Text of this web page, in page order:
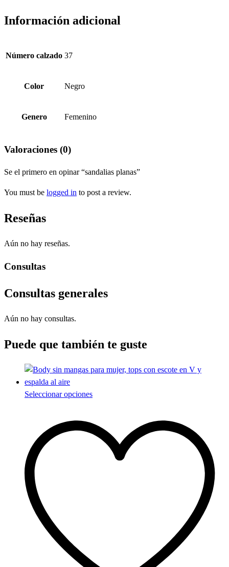
Información adicional
Número calzado 37
Color Negro
Genero Femenino
Valoraciones (0)
Se el primero en opinar “sandalias planas”
You must be logged in to post a review.
Reseñas
Aún no hay reseñas.
Consultas
Consultas generales
Aún no hay consultas.
Puede que también te guste
Seleccionar opcionesEste
múltiples
variantes.
producto